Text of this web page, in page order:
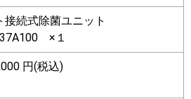
接続式除菌ユニット
×１
円(税込)